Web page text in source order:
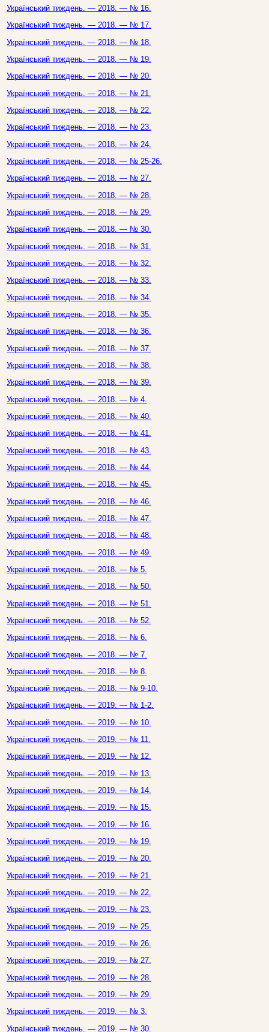
Український тиждень. — 2018. — № 16.
Український тиждень. — 2018. — № 17.
Український тиждень. — 2018. — № 18.
Український тиждень. — 2018. — № 19.
Український тиждень. — 2018. — № 20.
Український тиждень. — 2018. — № 21.
Український тиждень. — 2018. — № 22.
Український тиждень. — 2018. — № 23.
Український тиждень. — 2018. — № 24.
Український тиждень. — 2018. — № 25-26.
Український тиждень. — 2018. — № 27.
Український тиждень. — 2018. — № 28.
Український тиждень. — 2018. — № 29.
Український тиждень. — 2018. — № 30.
Український тиждень. — 2018. — № 31.
Український тиждень. — 2018. — № 32.
Український тиждень. — 2018. — № 33.
Український тиждень. — 2018. — № 34.
Український тиждень. — 2018. — № 35.
Український тиждень. — 2018. — № 36.
Український тиждень. — 2018. — № 37.
Український тиждень. — 2018. — № 38.
Український тиждень. — 2018. — № 39.
Український тиждень. — 2018. — № 4.
Український тиждень. — 2018. — № 40.
Український тиждень. — 2018. — № 41.
Український тиждень. — 2018. — № 43.
Український тиждень. — 2018. — № 44.
Український тиждень. — 2018. — № 45.
Український тиждень. — 2018. — № 46.
Український тиждень. — 2018. — № 47.
Український тиждень. — 2018. — № 48.
Український тиждень. — 2018. — № 49.
Український тиждень. — 2018. — № 5.
Український тиждень. — 2018. — № 50.
Український тиждень. — 2018. — № 51.
Український тиждень. — 2018. — № 52.
Український тиждень. — 2018. — № 6.
Український тиждень. — 2018. — № 7.
Український тиждень. — 2018. — № 8.
Український тиждень. — 2018. — № 9-10.
Український тиждень. — 2019. — № 1-2.
Український тиждень. — 2019. — № 10.
Український тиждень. — 2019. — № 11.
Український тиждень. — 2019. — № 12.
Український тиждень. — 2019. — № 13.
Український тиждень. — 2019. — № 14.
Український тиждень. — 2019. — № 15.
Український тиждень. — 2019. — № 16.
Український тиждень. — 2019. — № 19.
Український тиждень. — 2019. — № 20.
Український тиждень. — 2019. — № 21.
Український тиждень. — 2019. — № 22.
Український тиждень. — 2019. — № 23.
Український тиждень. — 2019. — № 25.
Український тиждень. — 2019. — № 26.
Український тиждень. — 2019. — № 27.
Український тиждень. — 2019. — № 28.
Український тиждень. — 2019. — № 29.
Український тиждень. — 2019. — № 3.
Український тиждень. — 2019. — № 30.